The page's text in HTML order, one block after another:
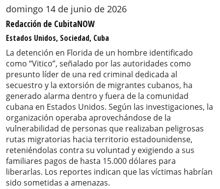
domingo 14 de junio de 2026
Redacción de CubitaNOW
Estados Unidos, Sociedad, Cuba
La detención en Florida de un hombre identificado
como “Vitico”, señalado por las autoridades como
presunto líder de una red criminal dedicada al
secuestro y la extorsión de migrantes cubanos, ha
generado alarma dentro y fuera de la comunidad
cubana en Estados Unidos. Según las investigaciones, la
organización operaba aprovechándose de la
vulnerabilidad de personas que realizaban peligrosas
rutas migratorias hacia territorio estadounidense,
reteniéndolas contra su voluntad y exigiendo a sus
familiares pagos de hasta 15.000 dólares para
liberarlas. Los reportes indican que las víctimas habrían
sido sometidas a amenazas.